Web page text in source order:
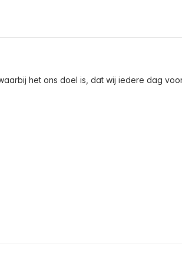
het ons doel is, dat wij iedere dag